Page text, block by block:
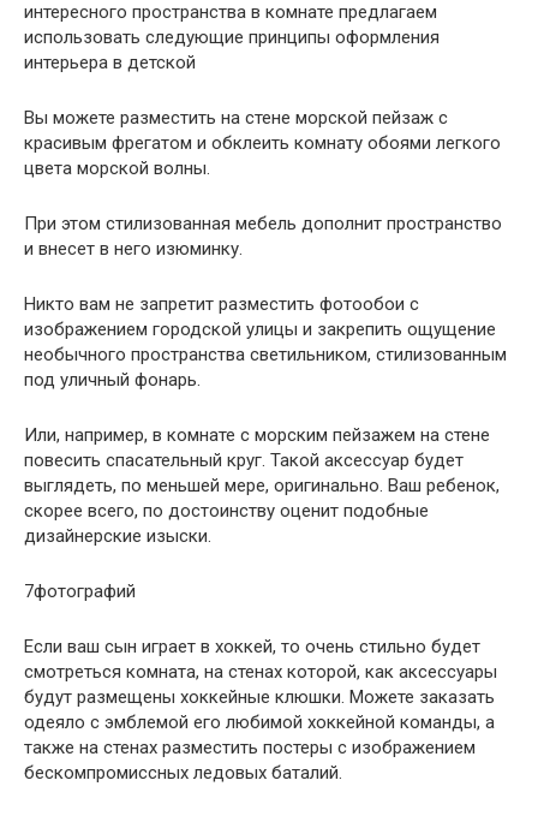
интересного пространства в комнате предлагаем
использовать следующие принципы оформления
интерьера в детской
Вы можете разместить на стене морской пейзаж с
красивым фрегатом и обклеить комнату обоями легкого
цвета морской волны.
При этом стилизованная мебель дополнит пространство
и внесет в него изюминку.
Никто вам не запретит разместить фотообои с
изображением городской улицы и закрепить ощущение
необычного пространства светильником, стилизованным
под уличный фонарь.
Или, например, в комнате с морским пейзажем на стене
повесить спасательный круг. Такой аксессуар будет
выглядеть, по меньшей мере, оригинально. Ваш ребенок,
скорее всего, по достоинству оценит подобные
дизайнерские изыски.
7фотографий
Если ваш сын играет в хоккей, то очень стильно будет
смотреться комната, на стенах которой, как аксессуары
будут размещены хоккейные клюшки. Можете заказать
одеяло с эмблемой его любимой хоккейной команды, а
также на стенах разместить постеры с изображением
бескомпромиссных ледовых баталий.